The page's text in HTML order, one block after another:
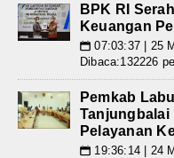
BPK RI
Keuangan
📅 07:03:37 | 25
Dibaca:132226
Pemkab
Tanjungbalai
Pelayanan
📅 19:36:14 | 24